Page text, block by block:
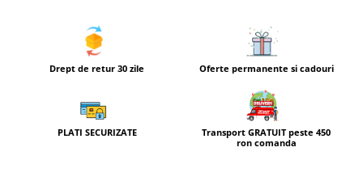
Drept de retur 30 zile Oferte permanente si cadouri
PLATI SECURIZATE
Transport GRATUIT peste 450
ron comanda